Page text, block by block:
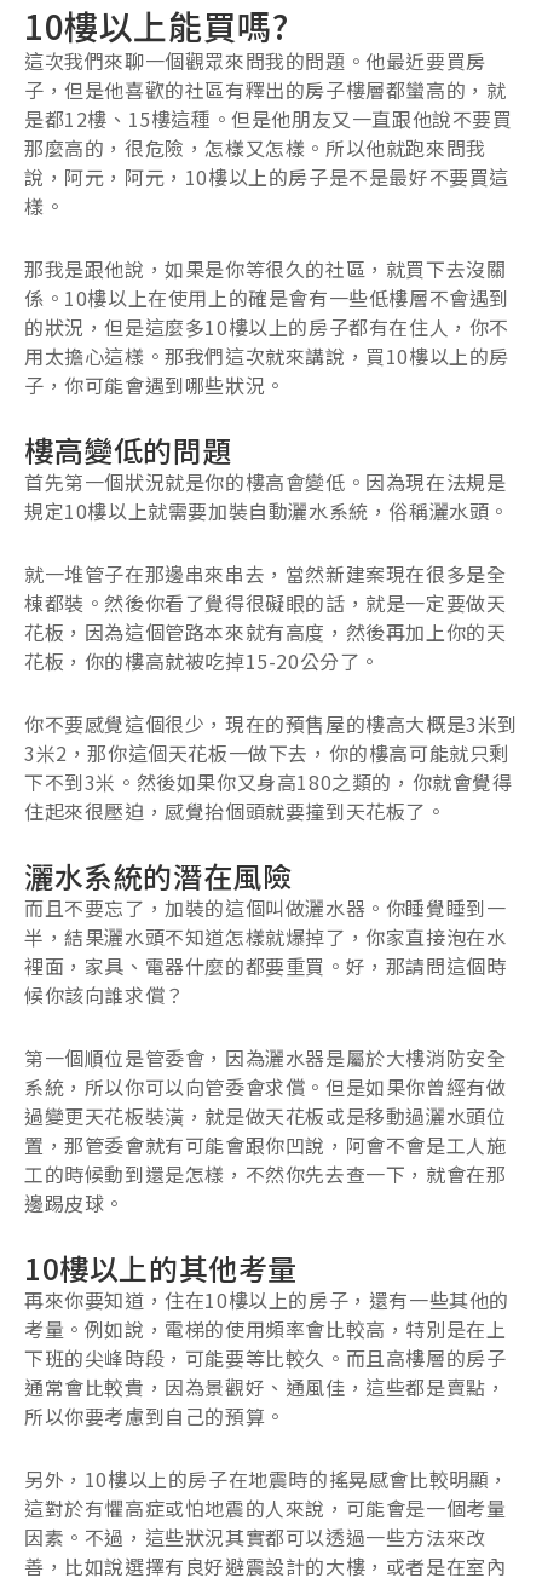
10樓以上能買嗎?
這次我們來聊一個觀眾來問我的問題。他最近要買房
子，但是他喜歡的社區有釋出的房子樓層都蠻高的，就
是都12樓、15樓這種。但是他朋友又一直跟他說不要買
那麼高的，很危險，怎樣又怎樣。所以他就跑來問我
說，阿元，阿元，10樓以上的房子是不是最好不要買這
樣。
那我是跟他說，如果是你等很久的社區，就買下去沒關
係。10樓以上在使用上的確是會有一些低樓層不會遇到
的狀況，但是這麼多10樓以上的房子都有在住人，你不
用太擔心這樣。那我們這次就來講說，買10樓以上的房
子，你可能會遇到哪些狀況。
樓高變低的問題
首先第一個狀況就是你的樓高會變低。因為現在法規是
規定10樓以上就需要加裝自動灑水系統，俗稱灑水頭。
就一堆管子在那邊串來串去，當然新建案現在很多是全
棟都裝。然後你看了覺得很礙眼的話，就是一定要做天
花板，因為這個管路本來就有高度，然後再加上你的天
花板，你的樓高就被吃掉15-20公分了。
你不要感覺這個很少，現在的預售屋的樓高大概是3米到
3米2，那你這個天花板一做下去，你的樓高可能就只剩
下不到3米。然後如果你又身高180之類的，你就會覺得
住起來很壓迫，感覺抬個頭就要撞到天花板了。
灑水系統的潛在風險
而且不要忘了，加裝的這個叫做灑水器。你睡覺睡到一
半，結果灑水頭不知道怎樣就爆掉了，你家直接泡在水
裡面，家具、電器什麼的都要重買。好，那請問這個時
候你該向誰求償？
第一個順位是管委會，因為灑水器是屬於大樓消防安全
系統，所以你可以向管委會求償。但是如果你曾經有做
過變更天花板裝潢，就是做天花板或是移動過灑水頭位
置，那管委會就有可能會跟你凹說，阿會不會是工人施
工的時候動到還是怎樣，不然你先去查一下，就會在那
邊踢皮球。
10樓以上的其他考量
再來你要知道，住在10樓以上的房子，還有一些其他的
考量。例如說，電梯的使用頻率會比較高，特別是在上
下班的尖峰時段，可能要等比較久。而且高樓層的房子
通常會比較貴，因為景觀好、通風佳，這些都是賣點，
所以你要考慮到自己的預算。
另外，10樓以上的房子在地震時的搖晃感會比較明顯，
這對於有懼高症或怕地震的人來說，可能會是一個考量
因素。不過，這些狀況其實都可以透過一些方法來改
善，比如說選擇有良好避震設計的大樓，或者是在室內